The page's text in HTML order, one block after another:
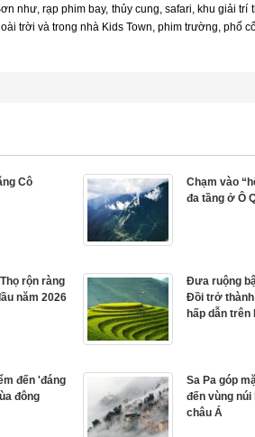
như, rạp phim bay, thủy cung, safari, khu giải trí
trời và trong nhà Kids Town, phim trường, phố
Cô
Chạm vào
đa tầng ở Ô
rộn ràng
năm 2026
Đưa ruộng
Đồi trở
hấp dẫn trên
đến 'đáng
đông
Sa Pa góp
đến vùng núi
châu Á